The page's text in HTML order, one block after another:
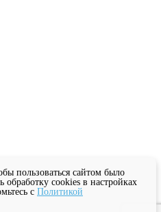
пользоваться сайтом было
обработку cookies в настройках
с Политикой